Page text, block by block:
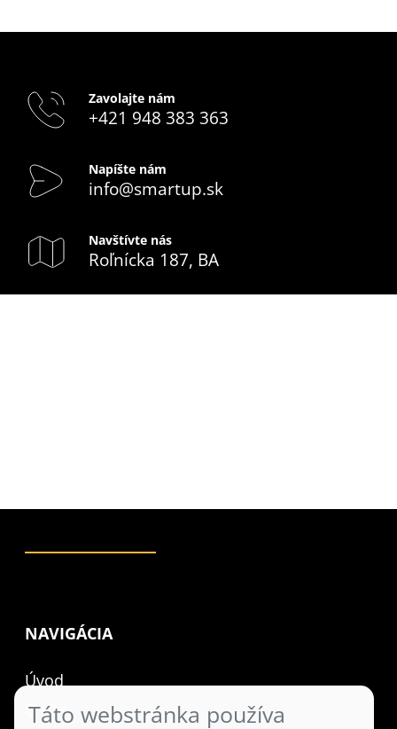
Zavolajte nám
+421 948 383 363
Napíšte nám
info@smartup.sk
Navštívte nás
Roľnícka 187, BA
NAVIGÁCIA
Úvod
O nás
Táto webstránka používa